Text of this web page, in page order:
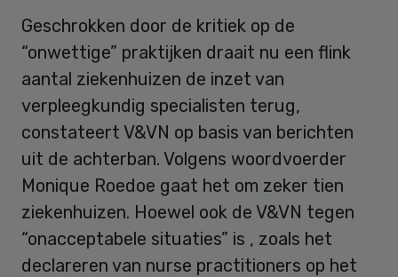
Geschrokken door de kritiek op de
“onwettige” praktijken draait nu een flink
aantal ziekenhuizen de inzet van
verpleegkundig specialisten terug,
constateert V&VN op basis van berichten
uit de achterban. Volgens woordvoerder
Monique Roedoe gaat het om zeker tien
ziekenhuizen. Hoewel ook de V&VN tegen
“onacceptabele situaties” is , zoals het
declareren van nurse practitioners op het